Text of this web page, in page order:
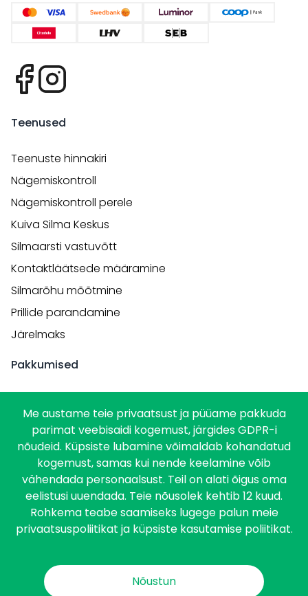
Teenused
Teenuste hinnakiri
Nägemiskontroll
Nägemiskontroll perele
Kuiva Silma Keskus
Silmaarsti vastuvõtt
Kontaktläätsede määramine
Silmarõhu mõõtmine
Prillide parandamine
Järelmaks
Pakkumised
Nägemiskontroll
Ettevõttest
Pere Optika
Hea Nägemise Kool
Kontaktvorm
Privaatsuspoliitika
Me austame teie privaatsust ja püüame pakkuda
parimat veebisaidi kogemust, järgides GDPR-i
nõudeid. Küpsiste lubamine võimaldab kohandatud
kogemust, samas kui nende keelamine võib
vähendada personaalsust. Teil on alati õigus oma
eelistusi uuendada. Teie nõusolek kehtib 12 kuud.
Rohkema teabe saamiseks lugege palun meie
privaatsuspoliitikat ja küpsiste kasutamise poliitikat.
Nõustun